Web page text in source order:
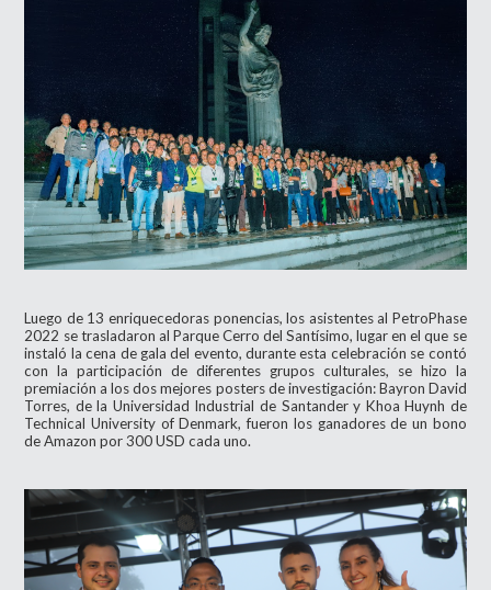
Luego de 13 enriquecedoras ponencias, los asistentes al PetroPhase
2022 se trasladaron al Parque Cerro del Santísimo, lugar en el que se
instaló la cena de gala del evento, durante esta celebración se contó
con la participación de diferentes grupos culturales, se hizo la
premiación a los dos mejores posters de investigación: Bayron David
Torres, de la Universidad Industrial de Santander y Khoa Huynh de
Technical University of Denmark, fueron los ganadores de un bono
de Amazon por 300 USD cada uno.